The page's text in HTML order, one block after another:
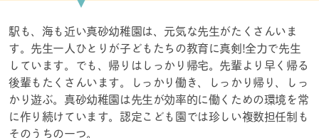
駅も、海も近い真砂幼稚園は、元気な先生がたくさんいま
す。先生一人ひとりが子どもたちの教育に真剣!全力で先生
しています。でも、帰りはしっかり帰宅。先輩より早く帰る
後輩もたくさんいます。しっかり働き、しっかり帰り、しっ
かり遊ぶ。真砂幼稚園は先生が効率的に働くための環境を常
に作り続けています。認定こども園では珍しい複数担任制も
そのうちの一つ。